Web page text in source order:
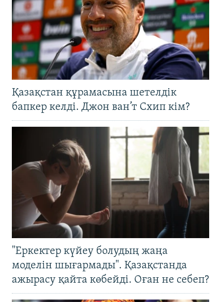
Қазақстан құрамасына шетелдік
бапкер келді. Джон ван’т Схип кім?
"Еркектер күйеу болудың жаңа
моделін шығармады". Қазақстанда
ажырасу қайта көбейді. Оған не себеп?